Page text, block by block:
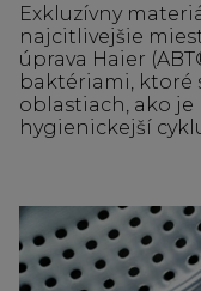
Exkluzívny
najcitlivejšie
úprava Haier
baktériami, ktoré
oblastiach, ako
hygienickejší